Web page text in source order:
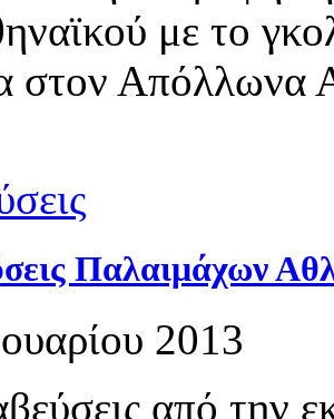
με το
στον Απόλλωνα
Παλαιμάχων
2013
από την